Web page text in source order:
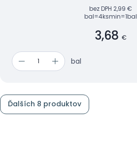
bez DPH 2,99 €
bal=4ksmin=1bal
3,68 €
bal
Ďalších 8 produktov